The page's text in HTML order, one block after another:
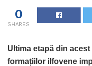
0
SHARES
Ultima etapă din
formațiilor ilfovene